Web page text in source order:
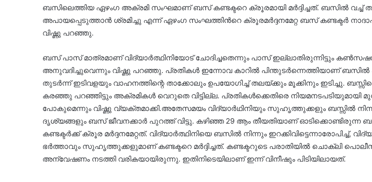
ബസിലെത്തിയ ഏഴംഗ അക്രമി സംഘമാണ് ബസ് കണ്ടക്ടറെ ക്രൂരമായി മർദ്ദിച്ചത്. ബസിൽ വച്ച്
അപായപ്പെടുത്താൻ ശ്രമിച്ചു എന്ന് ഏഴംഗ സംഘത്തിന്‍റെ ക്രൂരമർദ്ദനമേറ്റ ബസ് കണ്ടക്ടർ
വിഷ്ണു പറഞ്ഞു.
ബസ് പാസ് മാത്രമാണ് വിദ്യാർത്ഥിനിയോട് ചോദിച്ചതെന്നും പാസ് ഇല്ലാതിരുന്നിട്ടും
അനുവദിച്ചുവെന്നും വിഷ്ണു പറഞ്ഞു. പ്രതികൾ ഇന്നോവ കാറിൽ പിന്തുടർന്നെത്തിയാണ് ബസിൽ
തുടർന്ന് ഇടിവളയും വാഹനത്തിന്റെ താക്കോലും ഉപയോഗിച്ച് തലയ്ക്കും മൂക്കിനും ഇടിച്ചു.
കരഞ്ഞു പറഞ്ഞിട്ടും അക്രമികൾ വെറുതെ വിട്ടില്ല. പ്രതികൾക്കെതിരെ നിയമനടപടിയുമായി
പോകുമെന്നും വിഷ്ണു വ്യക്തമാക്കി.അതേസമയം വിദ്യാർഥിനിയും സുഹൃത്തുക്കളും ബസ്സിൽ
ദൃശ്യങ്ങളും ബസ് ജീവനക്കാർ പുറത്ത് വിട്ടു. കഴിഞ്ഞ 29 ആം തീയതിയാണ് ഓടിക്കൊണ്ടിരുന്ന
കണ്ടക്ടർക്ക് ക്രൂര മർദ്ദനമേറ്റത്. വിദ്യാർത്ഥിനിയെ ബസിൽ നിന്നും ഇറക്കിവിട്ടെന്നാരോപിച്ച്,
ഭർത്താവും സുഹൃത്തുക്കളുമാണ് കണ്ടക്ടറെ മർദ്ദിച്ചത്. കണ്ടക്ടറുടെ പരാതിയിൽ ചൊക്ലി
അന്വേഷണം നടത്തി വരികയായിരുന്നു. ഇതിനിടെയിലാണ് ഇന്ന് വിനീഷും പിടിയിലായത്.